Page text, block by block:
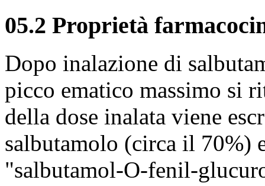
05.2 Proprietà
Dopo inalazione di
picco ematico massimo si
della dose inalata viene
salbutamolo (circa il 70%)
"salbutamol-O-fenil-